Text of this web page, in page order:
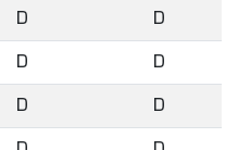
D D
D D
D D